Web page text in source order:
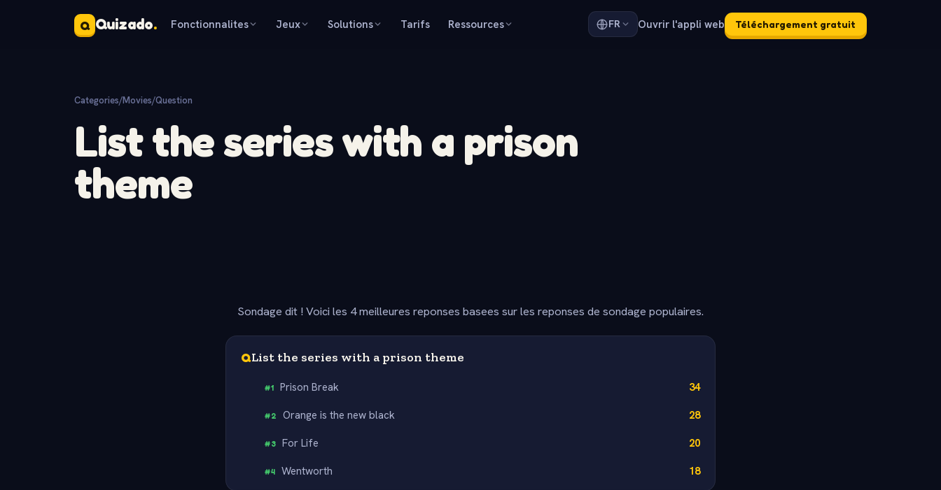
Q Quizado. Fonctionnalites Jeux Solutions Tarifs Ressources FR Ouvrir l'appli web Téléchargement gratuit
Categories/Movies/Question
List the series with a prison
theme
Sondage dit ! Voici les 4 meilleures reponses basees sur les reponses de sondage populaires.
QList the series with a prison theme
#1 Prison Break 34
#2 Orange is the new black 28
#3 For Life 20
#4 Wentworth 18